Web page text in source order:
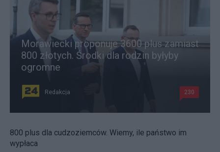
Morawiecki proponuje 3600 plus zamiast
800 złotych. Środki dla rodzin byłyby
ogromne
Redakcja 230
800 plus dla cudzoziemców. Wiemy, ile państwo im
wypłaca